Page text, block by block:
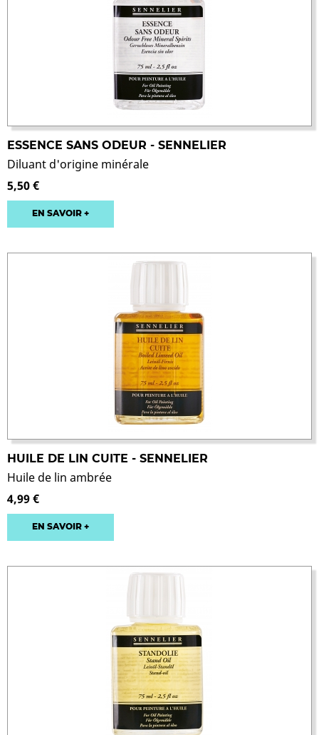
ESSENCE SANS ODEUR - SENNELIER
Diluant d'origine minérale
5,50 €
EN SAVOIR +
HUILE DE LIN CUITE - SENNELIER
Huile de lin ambrée
4,99 €
EN SAVOIR +